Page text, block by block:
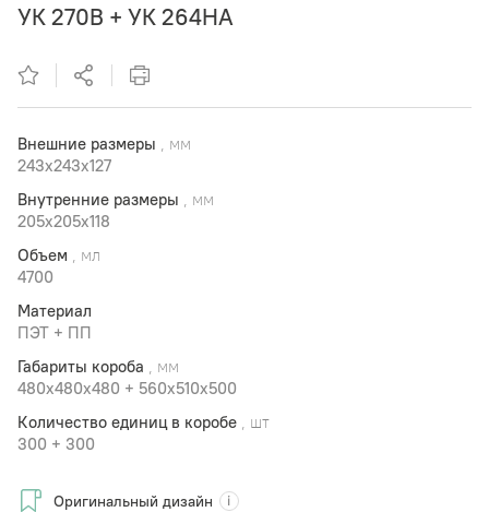
УК 270В + УК 264НА
Внешние размеры , мм
243x243x127
Внутренние размеры , мм
205x205x118
Объем , мл
4700
Материал
ПЭТ + ПП
Габариты короба , мм
480х480х480 + 560x510х500
Количество единиц в коробе , шт
300 + 300
Оригинальный дизайн